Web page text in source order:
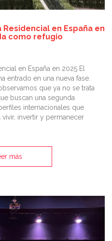
en España en
como refugio
en España en 2025 El
entrado en una nueva fase.
que ya no se trata
buscan una segunda
internacionales que
invertir y permanecer
más